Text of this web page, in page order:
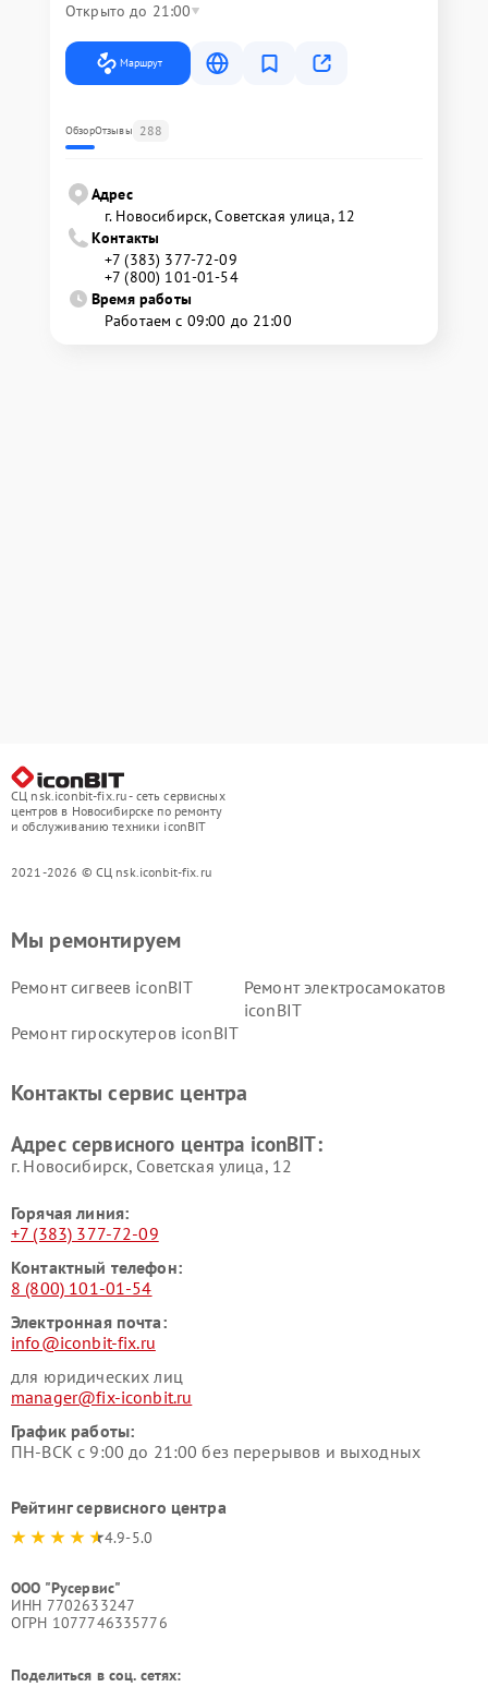
Открыто до 21:00
Маршрут
ОбзорОтзывы 288
Адрес
г. Новосибирск, Советская улица, 12
Контакты
+7 (383) 377-72-09
+7 (800) 101-01-54
Время работы
Работаем с 09:00 до 21:00
СЦ nsk.iconbit-fix.ru - сеть сервисных
центров в Новосибирске по ремонту
и обслуживанию техники iconBIT
2021-2026 © СЦ nsk.iconbit-fix.ru
Мы ремонтируем
Ремонт сигвеев iconBIT
Ремонт электросамокатов
iconBIT
Ремонт гироскутеров iconBIT
Контакты сервис центра
Адрес сервисного центра iconBIT:
г. Новосибирск, Советская улица, 12
Горячая линия:
+7 (383) 377-72-09
Контактный телефон:
8 (800) 101-01-54
Электронная почта:
info@iconbit-fix.ru
для юридических лиц
manager@fix-iconbit.ru
График работы:
ПН-ВСК с 9:00 до 21:00 без перерывов и выходных
Рейтинг сервисного центра
4.9-5.0
ООО "Русервис"
ИНН 7702633247
ОГРН 1077746335776
Поделиться в соц. сетях: